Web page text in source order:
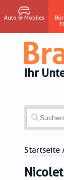
Auto & Mobiles
Ihr
Startseite